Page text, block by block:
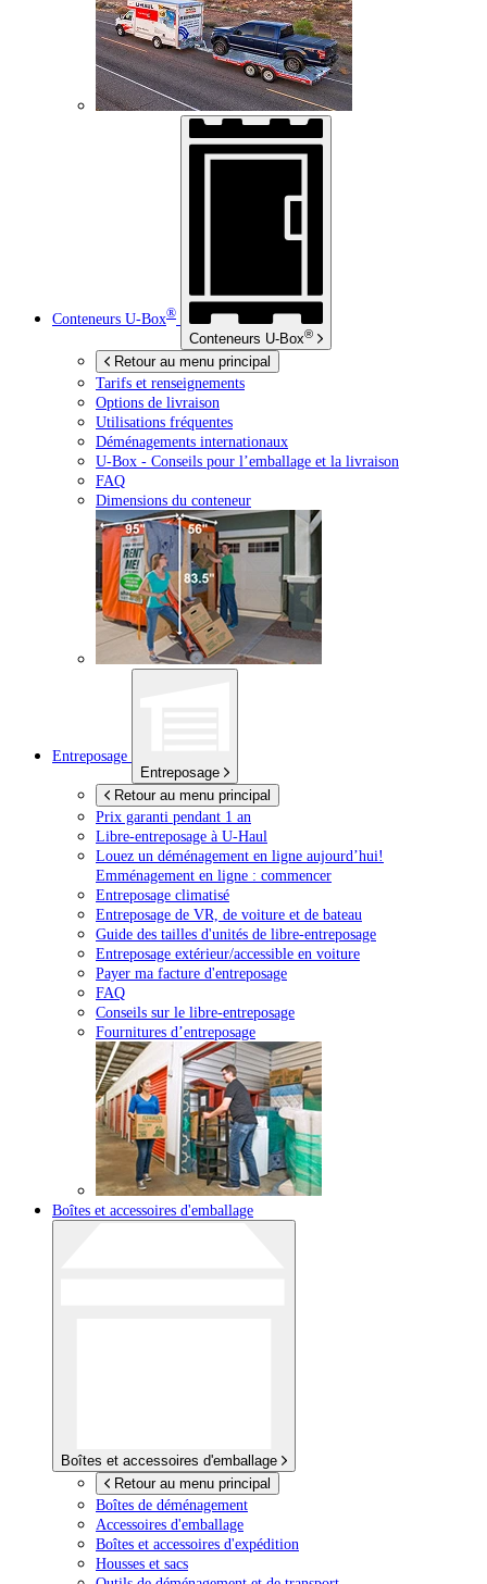
Conteneurs U-Box®
Conteneurs U-Box®
Retour au menu principal
Tarifs et renseignements
Options de livraison
Utilisations fréquentes
Déménagements internationaux
U-Box - Conseils pour l’emballage et la livraison
FAQ
Dimensions du conteneur
Entreposage
Entreposage
Retour au menu principal
Prix garanti pendant 1 an
Libre-entreposage à U-Haul
Louez un déménagement en ligne aujourd’hui!
Emménagement en ligne : commencer
Entreposage climatisé
Entreposage de VR, de voiture et de bateau
Guide des tailles d'unités de libre-entreposage
Entreposage extérieur/accessible en voiture
Payer ma facture d'entreposage
FAQ
Conseils sur le libre-entreposage
Fournitures d’entreposage
Boîtes et accessoires d'emballage
Boîtes et accessoires d'emballage
Retour au menu principal
Boîtes de déménagement
Accessoires d'emballage
Boîtes et accessoires d'expédition
Housses et sacs